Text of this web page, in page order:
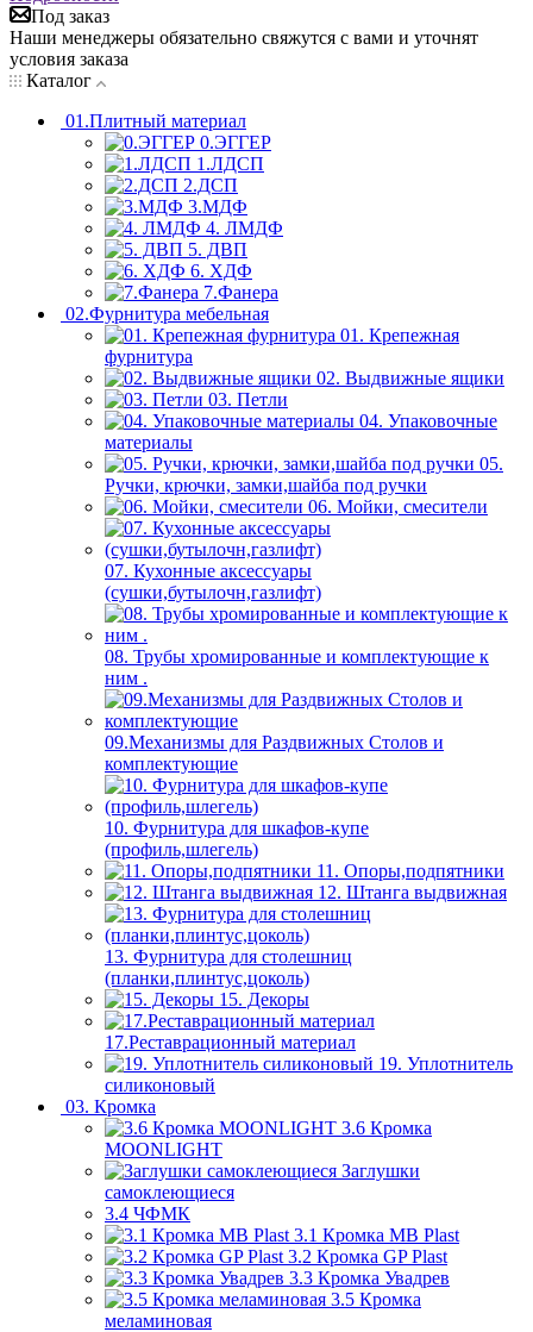
Под заказ
Наши менеджеры обязательно свяжутся с вами и уточнят
условия заказа
Каталог
01.Плитный материал
0.ЭГГЕР
1.ЛДСП
2.ДСП
3.МДФ
4. ЛМДФ
5. ДВП
6. ХДФ
7.Фанера
02.Фурнитура мебельная
01. Крепежная
фурнитура
02. Выдвижные ящики
03. Петли
04. Упаковочные
материалы
05.
Ручки, крючки, замки,шайба под ручки
06. Мойки, смесители
07. Кухонные аксессуары
(сушки,бутылочн,газлифт)
08. Трубы хромированные и комплектующие к
ним .
09.Механизмы для Раздвижных Столов и
комплектующие
10. Фурнитура для шкафов-купе
(профиль,шлегель)
11. Опоры,подпятники
12. Штанга выдвижная
13. Фурнитура для столешниц
(планки,плинтус,цоколь)
15. Декоры
17.Реставрационный материал
19. Уплотнитель
силиконовый
03. Кромка
3.6 Кромка
MOONLIGHT
Заглушки
самоклеющиеся
3.4 ЧФМК
3.1 Кромка MB Plast
3.2 Кромка GP Plast
3.3 Кромка Увадрев
3.5 Кромка
меламиновая